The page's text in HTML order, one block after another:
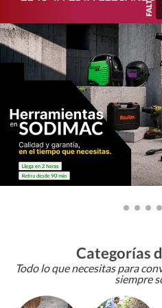
Categorías
Todo lo que necesitas para
siempre